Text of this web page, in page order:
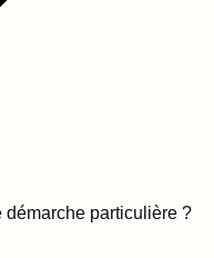
particulière ?